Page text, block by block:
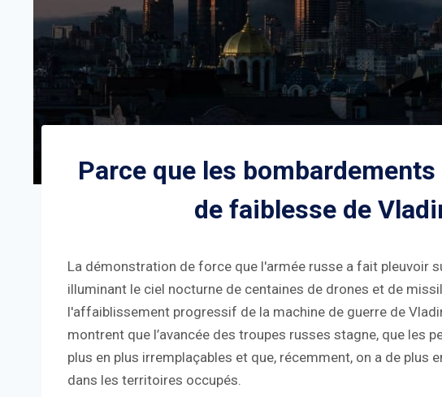
Parce que les
de faiblesse de
La démonstration de force que l'armée russe a fait pleuvoir
illuminant le ciel nocturne de centaines de drones et de
l'affaiblissement progressif de la machine de guerre de
montrent que l’avancée des troupes russes stagne, que les
plus en plus irremplaçables et que, récemment, on a de plus
dans les territoires occupés.